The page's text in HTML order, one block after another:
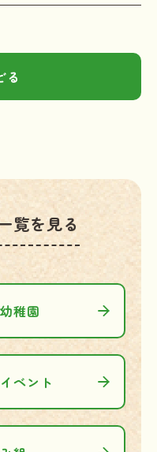
る
覧を見る
稚園
ベント